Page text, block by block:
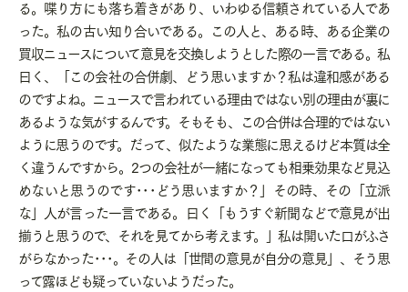
る。喋り方にも落ち着きがあり、いわゆる信頼されている人であ
った。私の古い知り合いである。この人と、ある時、ある企業の
買収ニュースについて意見を交換しようとした際の一言である。私
曰く、「この会社の合併劇、どう思いますか？私は違和感がある
のですよね。ニュースで言われている理由ではない別の理由が裏に
あるような気がするんです。そもそも、この合併は合理的ではない
ように思うのです。だって、似たような業態に思えるけど本質は全
く違うんですから。 2つの会社が一緒になっても相乗効果など見込
めないと思うのです･･･どう思いますか？」その時、その「立派
な」人が言った一言である。曰く「もうすぐ新聞などで意見が出
揃うと思うので、それを見てから考えます。」私は開いた口がふさ
がらなかった･･･。その人は「世間の意見が自分の意見」、そう思
って露ほども疑っていないようだった。